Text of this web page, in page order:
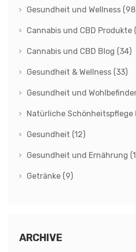
Gesundheit und Wellness
Cannabis und CBD Produkte
Cannabis und CBD Blog (34)
Gesundheit & Wellness (33)
Gesundheit und
Natürliche Schönheitspflege
Gesundheit (12)
Gesundheit und Ernährung
Getränke (9)
ARCHIVE